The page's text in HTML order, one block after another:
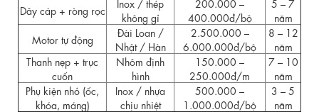
Dây cáp + ròng rọc
Inox / thép
không gỉ
200.000 –
400.000đ/bộ
5 – 7
năm
Motor tự động
Đài Loan /
Nhật / Hàn
2.500.000 –
6.000.000đ/bộ
8 – 12
năm
Thanh nẹp + trục
cuốn
Nhôm định
hình
150.000 –
250.000đ/m
7 – 10
năm
Phụ kiện nhỏ (ốc,
khóa, máng)
Inox / nhựa
chịu nhiệt
500.000 –
1.000.000đ/bộ
3 – 5
năm